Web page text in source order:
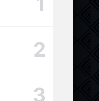
1-16 серия